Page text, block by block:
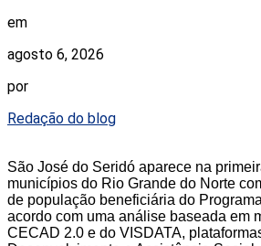
em
agosto 6, 2026
por
Redação do blog
São José do Seridó aparece na
municípios do Rio Grande do Norte
de população beneficiária do
acordo com uma análise baseada em
CECAD 2.0 e do VISDATA,